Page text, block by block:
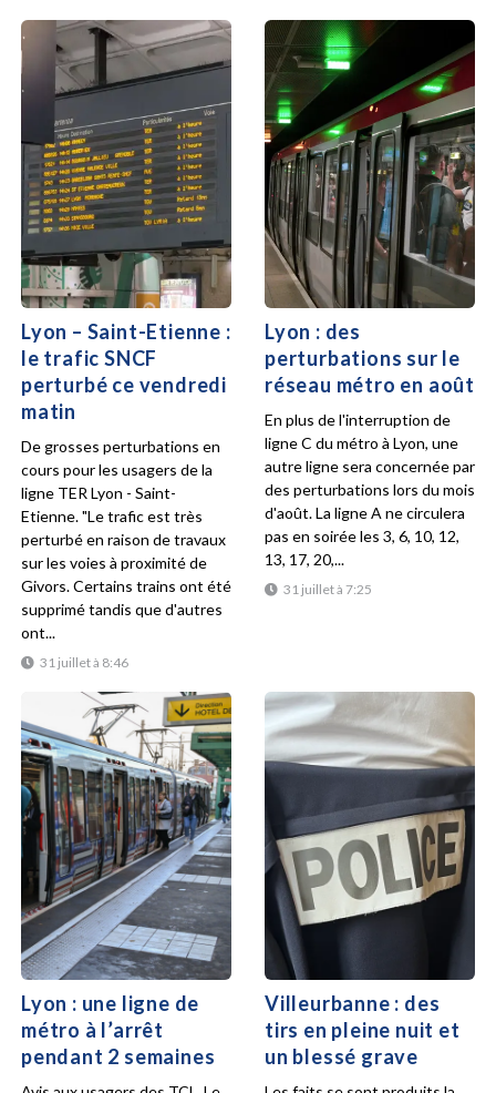
Lyon – Saint-Etienne :
le trafic SNCF
perturbé ce vendredi
matin
31 juillet à 8:46
De grosses perturbations en
cours pour les usagers de la
ligne TER Lyon - Saint-
Etienne. "Le trafic est très
perturbé en raison de travaux
sur les voies à proximité de
Givors. Certains trains ont été
supprimé tandis que d'autres
ont...
Lyon : des
perturbations sur le
réseau métro en août
31 juillet à 7:25
En plus de l'interruption de
ligne C du métro à Lyon, une
autre ligne sera concernée par
des perturbations lors du mois
d'août. La ligne A ne circulera
pas en soirée les 3, 6, 10, 12,
13, 17, 20,...
Lyon : une ligne de
métro à l’arrêt
pendant 2 semaines
Villeurbanne : des
tirs en pleine nuit et
un blessé grave